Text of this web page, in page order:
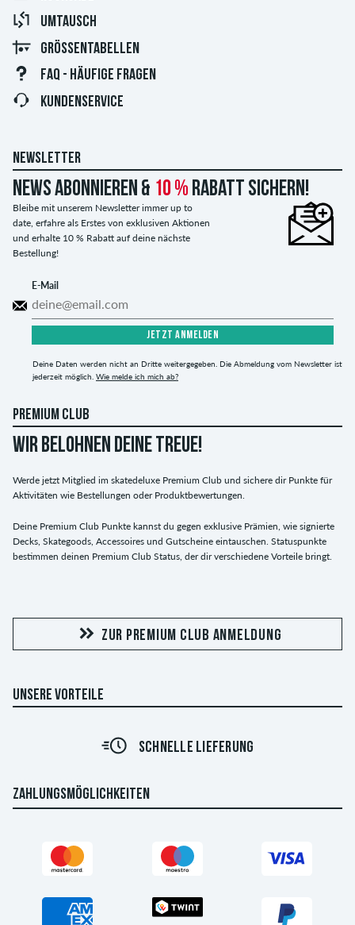
UMTAUSCH
GRÖSSENTABELLEN
FAQ - HÄUFIGE FRAGEN
KUNDENSERVICE
NEWSLETTER
News abonnieren & 10 % Rabatt sichern!
Bleibe mit unserem Newsletter immer up to
date, erfahre als Erstes von exklusiven Aktionen
und erhalte 10 % Rabatt auf deine nächste
Bestellung!
E-Mail
JETZT ANMELDEN
Deine Daten werden nicht an Dritte weitergegeben. Die Abmeldung vom Newsletter ist
jederzeit möglich. Wie melde ich mich ab?
PREMIUM CLUB
WIR BELOHNEN DEINE TREUE!
Werde jetzt Mitglied im skatedeluxe Premium Club und sichere dir Punkte für
Aktivitäten wie Bestellungen oder Produktbewertungen.
Deine Premium Club Punkte kannst du gegen exklusive Prämien, wie signierte
Decks, Skategoods, Accessoires und Gutscheine eintauschen. Statuspunkte
bestimmen deinen Premium Club Status, der dir verschiedene Vorteile bringt.
ZUR PREMIUM CLUB ANMELDUNG
UNSERE VORTEILE
SCHNELLE LIEFERUNG
ZAHLUNGSMÖGLICHKEITEN